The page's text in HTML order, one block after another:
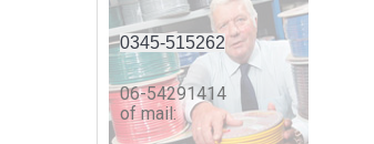
0345-515262
06-54291414
of mail: